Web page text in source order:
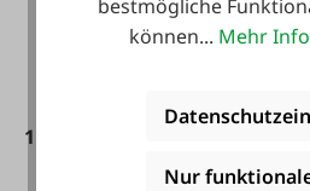
1.850,00 €*
bestmögliche
können... Mehr
Nur